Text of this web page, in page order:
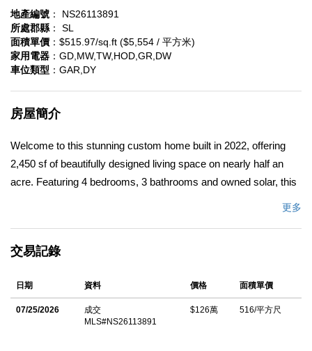
地產編號 ： NS26113891
所處郡縣 ： SL
面積單價 ：$515.97/sq.ft ($5,554 / 平方米)
家用電器 ：GD,MW,TW,HOD,GR,DW
車位類型 ：GAR,DY
房屋簡介
Welcome to this stunning custom home built in 2022, offering
2,450 sf of beautifully designed living space on nearly half an
acre. Featuring 4 bedrooms, 3 bathrooms and owned solar, this
natural light and seamless flow throughout the great room, dining
kitchen features upgraded shaker cabinetry with soft-close
doors and drawers, premium appliances, leathered granite
countertops and an oversized island. Brand new luxury vinyl
更多
交易記錄
日期 資料 價格 面積單價
07/25/2026
成交
MLS#NS26113891
$126萬 516/平方尺